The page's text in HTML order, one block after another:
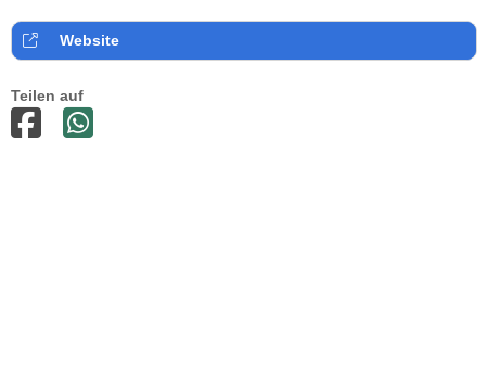
Website
Teilen auf